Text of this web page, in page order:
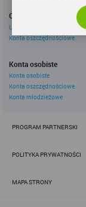
Oszczędzanie
Lokaty
Konta oszczędnościowe
Konta osobiste
Konta osobiste
Konta oszczędnościowe
Konta młodzieżowe
PROGRAM PARTNERSKI
POLITYKA PRYWATNOŚCI
MAPA STRONY
Zakres
określenia w
wprowadzenia
być zapisywane w
Administratorem
spółka
k.) z siedzibą w
Możesz jako
administratorem
obowiązującym
dostosowanie